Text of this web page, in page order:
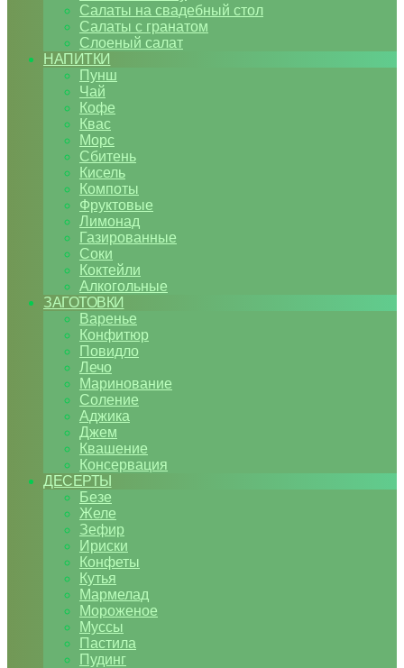
Салаты на свадебный стол
Салаты с гранатом
Слоеный салат
НАПИТКИ
Пунш
Чай
Кофе
Квас
Морс
Сбитень
Кисель
Компоты
Фруктовые
Лимонад
Газированные
Соки
Коктейли
Алкогольные
ЗАГОТОВКИ
Варенье
Конфитюр
Повидло
Лечо
Маринование
Соление
Аджика
Джем
Квашение
Консервация
ДЕСЕРТЫ
Безе
Желе
Зефир
Ириски
Конфеты
Кутья
Мармелад
Мороженое
Муссы
Пастила
Пудинг